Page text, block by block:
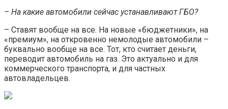
– На какие автомобили сейчас устанавливают ГБО?
– Ставят вообще на все. На новые «бюджетники», на
«премиум», на откровенно немолодые автомобили –
буквально вообще на все. Тот, кто считает деньги,
переводит автомобиль на газ. Это актуально и для
коммерческого транспорта, и для частных
автовладельцев.